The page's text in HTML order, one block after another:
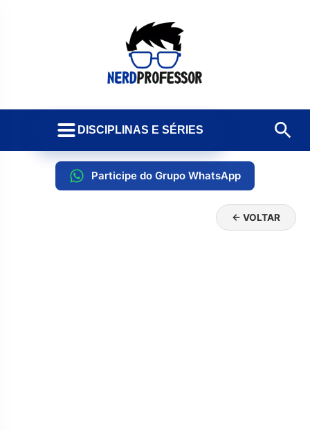
DISCIPLINAS E SÉRIES
Participe do Grupo WhatsApp
← VOLTAR